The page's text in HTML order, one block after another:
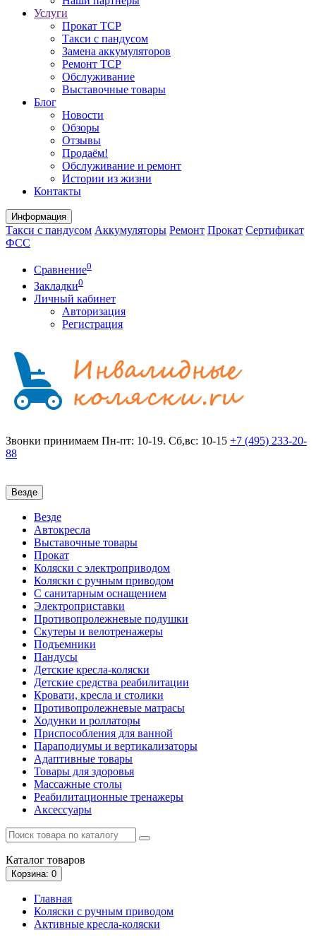
Услуги
Прокат ТСР
Такси с пандусом
Замена аккумуляторов
Ремонт ТСР
Обслуживание
Выставочные товары
Блог
Новости
Обзоры
Отзывы
Продаём!
Обслуживание и ремонт
Истории из жизни
Контакты
Информация
Такси с пандусом Аккумуляторы Ремонт Прокат Сертификат
ФСС
Сравнение0
Закладки0
Личный кабинет
Авторизация
Регистрация
Звонки принимаем Пн-пт: 10-19. Сб,вс: 10-15 +7 (495) 233-20-
88
Везде
Везде
Автокресла
Выставочные товары
Прокат
Коляски с электроприводом
Коляски с ручным приводом
С санитарным оснащением
Электроприставки
Противопролежневые подушки
Скутеры и велотренажеры
Подъемники
Пандусы
Детские кресла-коляски
Детские средства реабилитации
Кровати, кресла и столики
Противопролежневые матрасы
Ходунки и роллаторы
Приспособления для ванной
Параподиумы и вертикализаторы
Адаптивные товары
Товары для здоровья
Массажные столы
Реабилитационные тренажеры
Аксессуары
Каталог товаров
Корзина: 0
Главная
Коляски с ручным приводом
Активные кресла-коляски